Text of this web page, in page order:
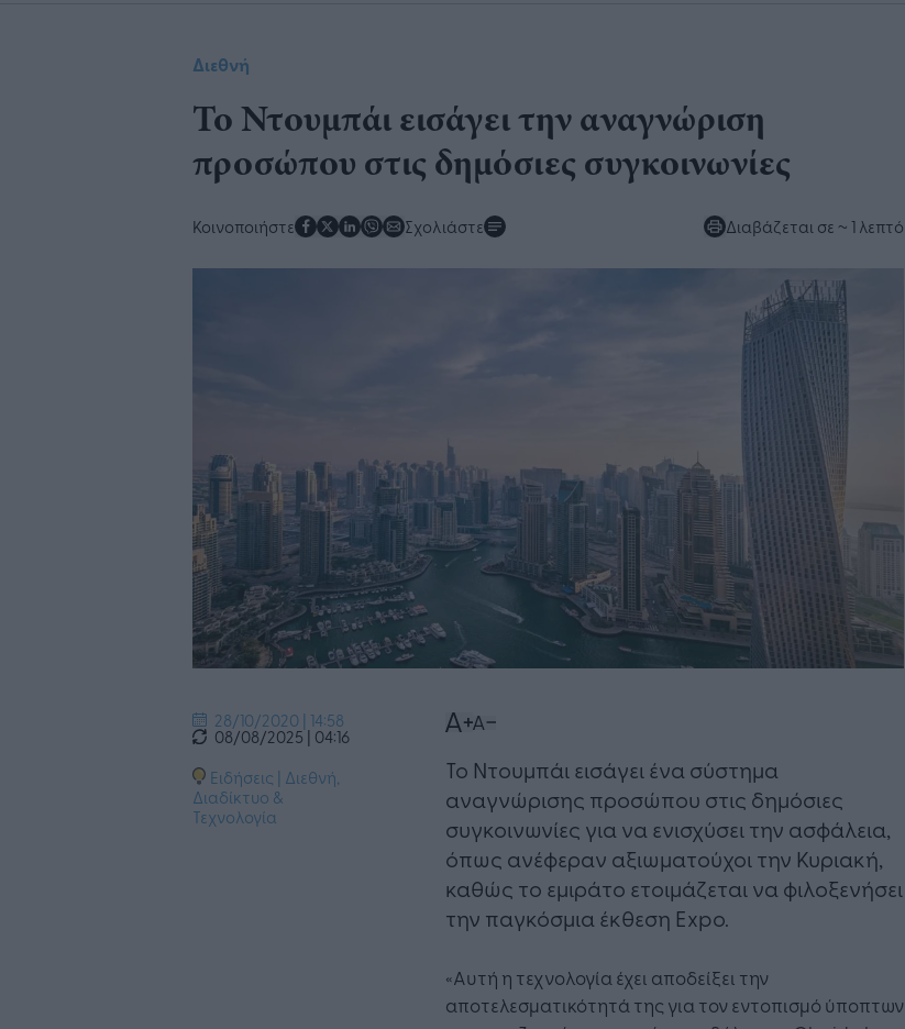
Διεθνή
Το Ντουμπάι εισάγει την αναγνώριση
προσώπου στις δημόσιες συγκοινωνίες
Κοινοποιήστε Σχολιάστε Διαβάζεται σε ~ 1 λεπτό
28/10/2020 | 14:58
08/08/2025 | 04:16
Ειδήσεις | Διεθνή,
Διαδίκτυο &
Τεχνολογία
​Το Ντουμπάι εισάγει ένα σύστημα
αναγνώρισης προσώπου στις δημόσιες
συγκοινωνίες για να ενισχύσει την ασφάλεια,
όπως ανέφεραν αξιωματούχοι την Κυριακή,
καθώς το εμιράτο ετοιμάζεται να φιλοξενήσει
την παγκόσμια έκθεση Expo.
«Αυτή η τεχνολογία έχει αποδείξει την
αποτελεσματικότητά της για τον εντοπισμό ύποπτων